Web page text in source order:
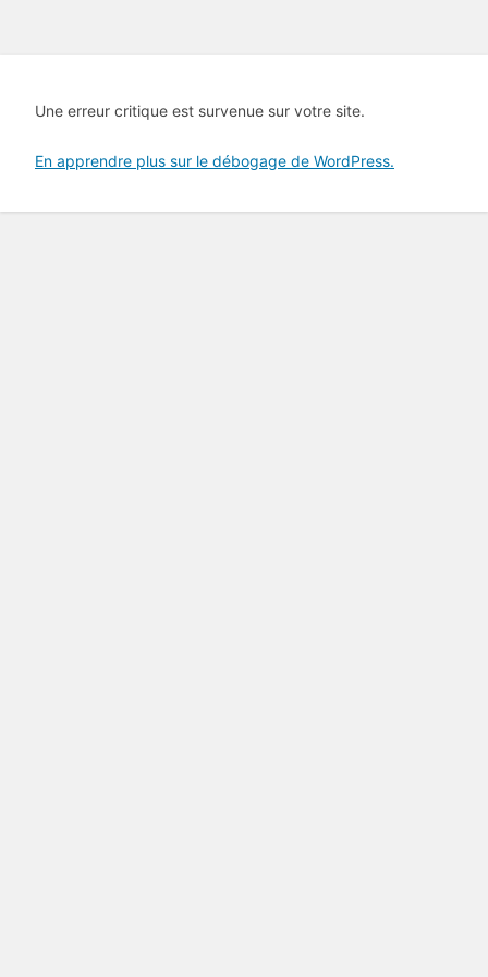
Une erreur critique est survenue sur votre site.
En apprendre plus sur le débogage de WordPress.